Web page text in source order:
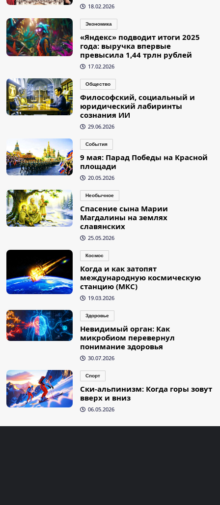
18.02.2026
Экономика
«Яндекс» подводит итоги 2025
года: выручка впервые
превысила 1,44 трлн рублей
17.02.2026
Общество
Философский, социальный и
юридический лабиринты
сознания ИИ
29.06.2026
События
9 мая: Парад Победы на Красной
площади
20.05.2026
Необычное
Спасение сына Марии
Магдалины на землях
славянских
25.05.2026
Космос
Когда и как затопят
международную космическую
станцию (МКС)
19.03.2026
Здоровье
Невидимый орган: Как
микробиом перевернул
понимание здоровья
30.07.2026
Спорт
Ски-альпинизм: Когда горы зовут
вверх и вниз
06.05.2026